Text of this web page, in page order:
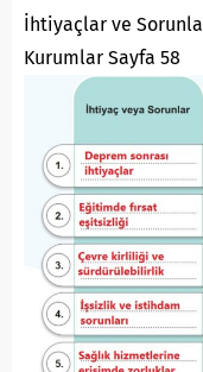
İhtiyaçlar ve
Kurumlar Sayfa 58